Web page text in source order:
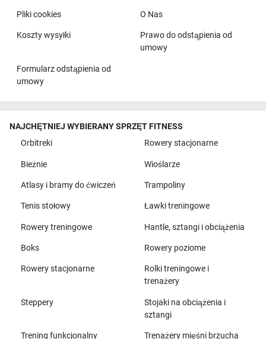
Pliki cookies O Nas
Koszty wysyłki
Prawo do odstąpienia od
umowy
Formularz odstąpienia od
umowy
NAJCHĘTNIEJ WYBIERANY SPRZĘT FITNESS
Orbitreki
Rowery stacjonarne
Bieżnie Wioślarze
Atlasy i bramy do ćwiczeń Trampoliny
Tenis stołowy Ławki treningowe
Rowery treningowe Hantle, sztangi i obciążenia
Boks Rowery poziome
Rowery stacjonarne
Rolki treningowe i
trenażery
Steppery
Stojaki na obciążenia i
sztangi
Trening funkcjonalny Trenażery mięśni brzucha